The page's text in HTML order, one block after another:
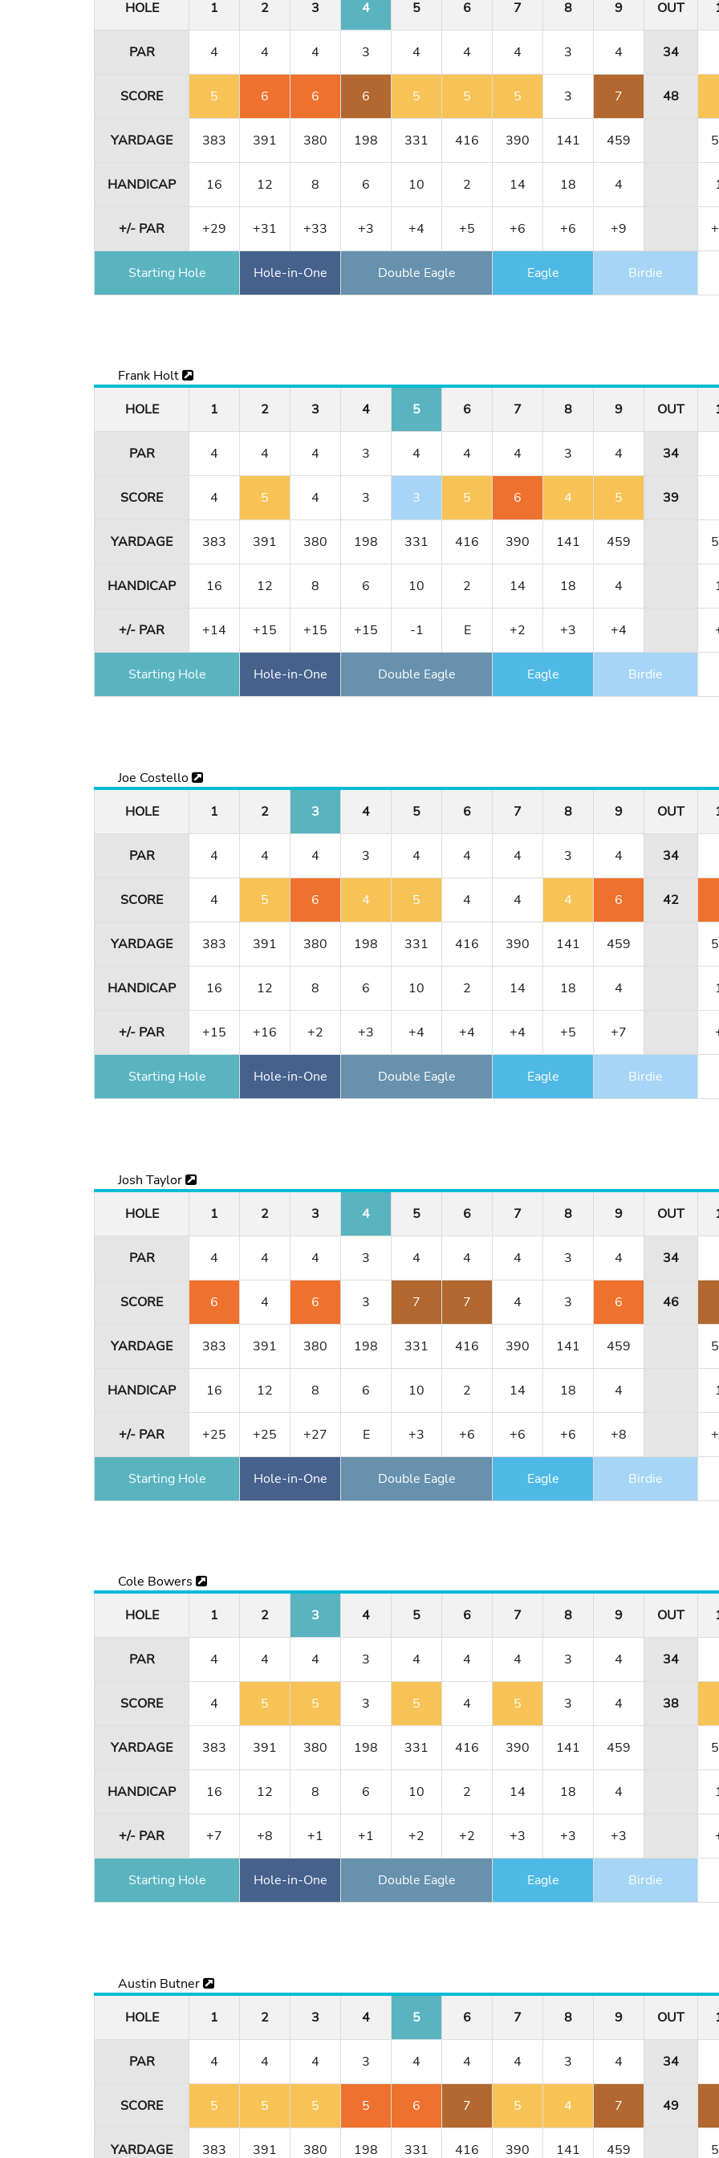
HOLE
1 2 3 4 5 6 7 8 9 OUT
PAR 4 4 4 3 4 4 4 3 4 34
SCORE 5 6 6 6 5 5 5 3 7 48
YARDAGE 383 391 380 198 331 416 390 141 459
HANDICAP 16 12 8 6 10 2 14 18 4
+/- PAR +29 +31 +33 +3 +4 +5 +6 +6 +9
Starting Hole Hole-in-One Double Eagle Eagle Birdie
Frank Holt
HOLE
1 2 3 4 5 6 7 8 9 OUT
PAR 4 4 4 3 4 4 4 3 4 34
SCORE 4 5 4 3 3 5 6 4 5 39
YARDAGE 383 391 380 198 331 416 390 141 459
HANDICAP 16 12 8 6 10 2 14 18 4
+/- PAR +14 +15 +15 +15 -1 E +2 +3 +4
Starting Hole Hole-in-One Double Eagle Eagle Birdie
Joe Costello
HOLE
1 2 3 4 5 6 7 8 9 OUT
PAR 4 4 4 3 4 4 4 3 4 34
SCORE 4 5 6 4 5 4 4 4 6 42
YARDAGE 383 391 380 198 331 416 390 141 459
HANDICAP 16 12 8 6 10 2 14 18 4
+/- PAR +15 +16 +2 +3 +4 +4 +4 +5 +7
Starting Hole Hole-in-One Double Eagle Eagle Birdie
Josh Taylor
HOLE
1 2 3 4 5 6 7 8 9 OUT
PAR 4 4 4 3 4 4 4 3 4 34
SCORE 6 4 6 3 7 7 4 3 6 46
YARDAGE 383 391 380 198 331 416 390 141 459
HANDICAP 16 12 8 6 10 2 14 18 4
+/- PAR +25 +25 +27 E +3 +6 +6 +6 +8
Starting Hole Hole-in-One Double Eagle Eagle Birdie
Cole Bowers
HOLE
1 2 3 4 5 6 7 8 9 OUT
PAR 4 4 4 3 4 4 4 3 4 34
SCORE 4 5 5 3 5 4 5 3 4 38
YARDAGE 383 391 380 198 331 416 390 141 459
HANDICAP 16 12 8 6 10 2 14 18 4
+/- PAR +7 +8 +1 +1 +2 +2 +3 +3 +3
Starting Hole Hole-in-One Double Eagle Eagle Birdie
Austin Butner
HOLE
1 2 3 4 5 6 7 8 9 OUT
PAR 4 4 4 3 4 4 4 3 4 34
SCORE 5 5 5 5 6 7 5 4 7 49
YARDAGE 383 391 380 198 331 416 390 141 459